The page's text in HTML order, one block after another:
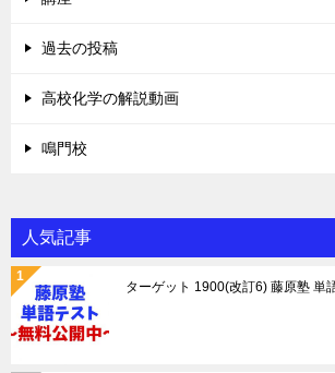
過去の投稿
高校化学の解説動画
鳴門校
人気記事
ターゲット 1900(改訂6) 藤原塾 単